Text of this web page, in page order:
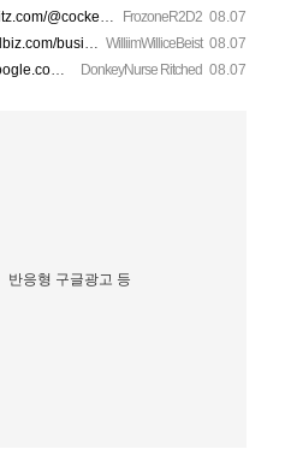
FrozoneR2D2 08.07
collections/1-888-7…
WilliimWilliceBeist 08.07
inc_172c https://site…
DonkeyNurse Ritched 08.07
supporei73k htt…
반응형 구글광고 등